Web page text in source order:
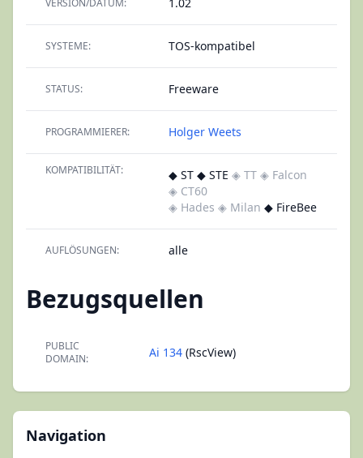
Navigation
VERSION/DATUM:
SYSTEME: TOS-kompatibel
STATUS: Freeware
PROGRAMMIERER: Holger Weets
KOMPATIBILITÄT: ◆ ST ◆ STE ◈ TT ◈ Falcon
◈ CT60
◈ Hades ◈ Milan ◆ FireBee
AUFLÖSUNGEN: alle
Bezugsquellen
PUBLIC
DOMAIN:
Ai 134 (RscView)